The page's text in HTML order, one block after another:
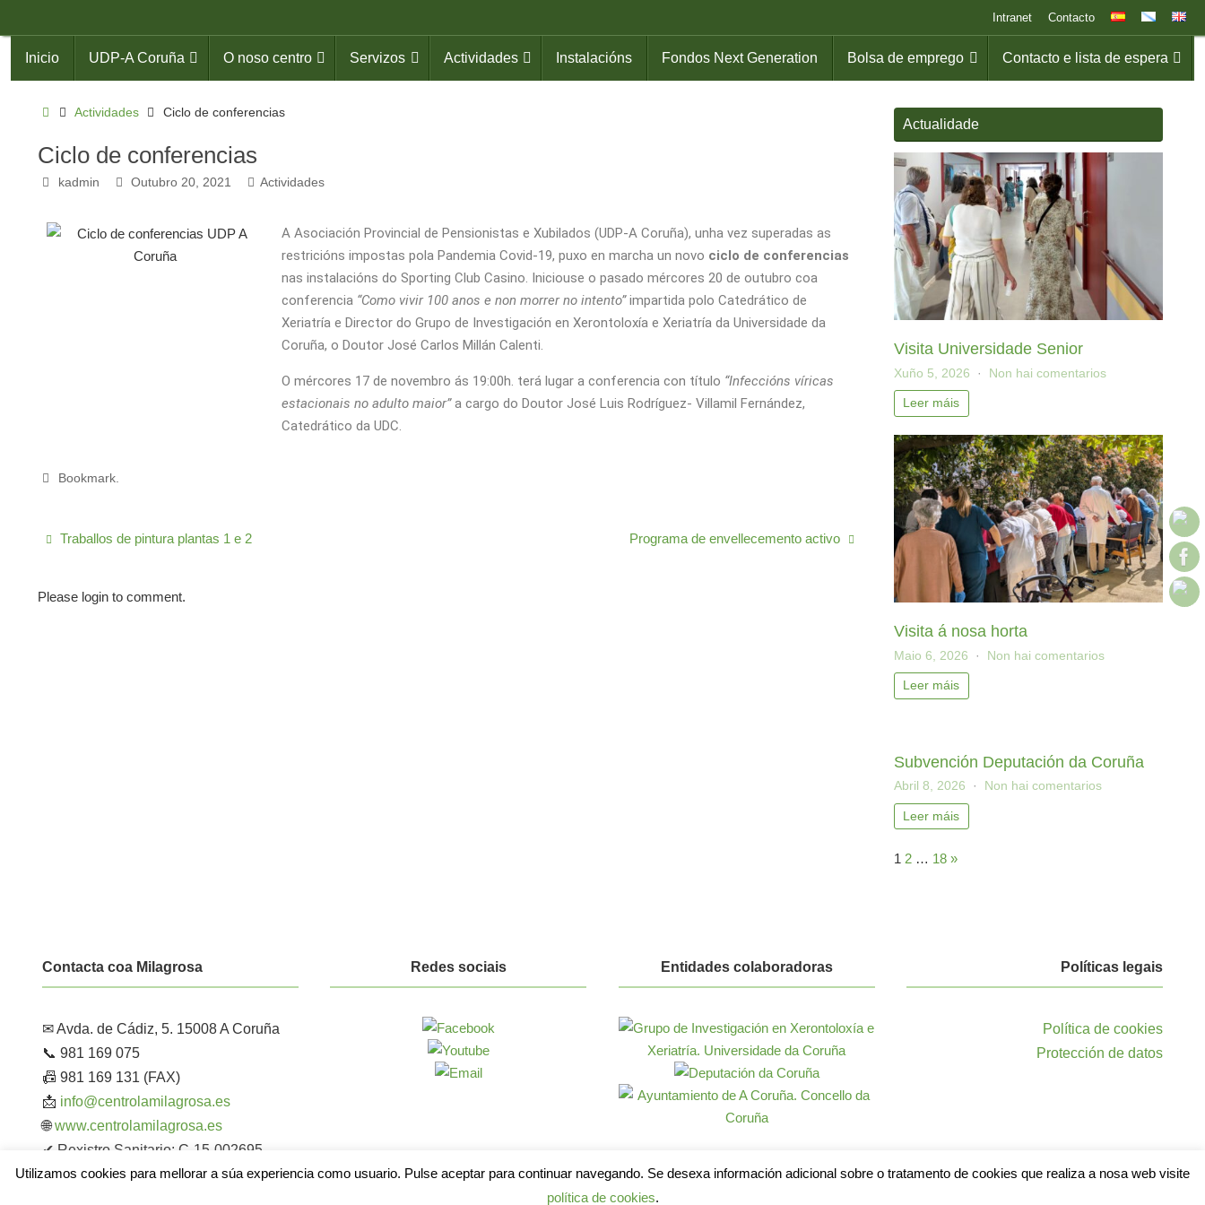
Intranet Contacto
Inicio UDP-A Coruña O noso centro Servizos Actividades Instalacións Fondos Next Generation Bolsa de emprego Contacto e lista de espera
Actividades Ciclo de conferencias
Ciclo de conferencias
kadmin Outubro 20, 2021 Actividades
A Asociación Provincial de Pensionistas e Xubilados (UDP-A Coruña), unha vez superadas as
restricións impostas pola Pandemia Covid-19, puxo en marcha un novo ciclo de conferencias
nas instalacións do Sporting Club Casino. Iniciouse o pasado mércores 20 de outubro coa
conferencia “Como vivir 100 anos e non morrer no intento”impartida polo Catedrático de
Xeriatría e Director do Grupo de Investigación en Xerontoloxía e Xeriatría da Universidade da
Coruña, o Doutor José Carlos Millán Calenti.
O mércores 17 de novembro ás 19:00h. terá lugar a conferencia con título “Infeccións víricas
estacionais no adulto maior”a cargo do Doutor José Luis Rodríguez- Villamil Fernández,
Catedrático da UDC.
Bookmark
Traballos de pintura plantas 1 e 2 Programa de envellecemento activo
Please login to comment.
Actualidade
Visita Universidade Senior
Xuño 5, 2026 Non hai comentarios
Leer máis
Visita á nosa horta
Maio 6, 2026 Non hai comentarios
Leer máis
Subvención Deputación da Coruña
Abril 8, 2026 Non hai comentarios
Leer máis
1 2 … 18 »
Contacta coa Milagrosa
✉ Avda. de Cádiz, 5. 15008 A Coruña
📞 981 169 075
📠 981 169 131 (FAX)
📩 info@centrolamilagrosa.es
🌐www.centrolamilagrosa.es
✔ Rexistro Sanitario: C-15-002695
Redes sociais Entidades colaboradoras Políticas legais
Política de cookies
Protección de datos
Utilizamos cookies para mellorar a súa experiencia como usuario. Pulse aceptar para continuar navegando. Se desexa información adicional sobre o tratamento de cookies que realiza a nosa web visite
política de cookies.